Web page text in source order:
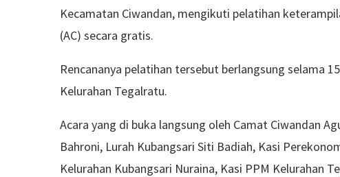
Kecamatan Ciwandan, mengikuti pelatihan
(AC) secara gratis.
Rencananya pelatihan tersebut berlangsung selama
Kelurahan Tegalratu.
Acara yang di buka langsung oleh Camat Ciwandan
Bahroni, Lurah Kubangsari Siti Badiah, Kasi
Kelurahan Kubangsari Nuraina, Kasi PPM Kelurahan